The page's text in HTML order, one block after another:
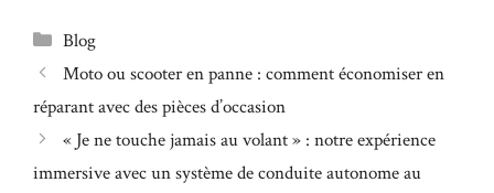
Catégories
Blog
Moto ou scooter en panne : comment économiser en
réparant avec des pièces d’occasion
« Je ne touche jamais au volant » : notre expérience
immersive avec un système de conduite autonome au